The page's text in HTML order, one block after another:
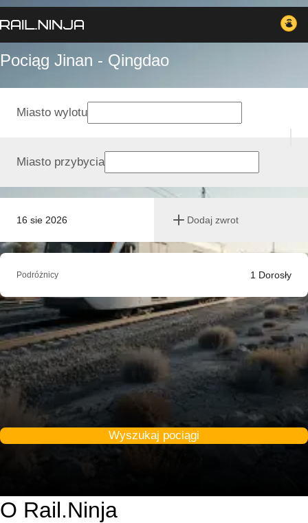
Pociąg Jinan - Qingdao
16 sie 2026 Dodaj zwrot
Miasto wylotu
Miasto przybycia
Podróżnicy 1 Dorosły
Wyszukaj pociągi
O Rail.Ninja